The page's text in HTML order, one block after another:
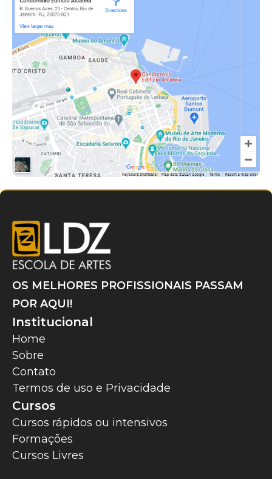
OS MELHORES PROFISSIONAIS PASSAM
POR AQUI!
Institucional
Home
Sobre
Contato
Termos de uso e Privacidade
Cursos
Cursos rápidos ou intensivos
Formações
Cursos Livres